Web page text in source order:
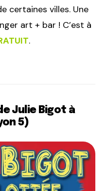
certaines villes. Une
art + bar ! C’est à
.
Julie Bigot à
5)